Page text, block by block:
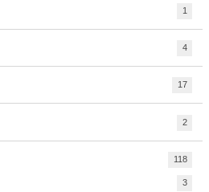
1
4
17
2
118
3